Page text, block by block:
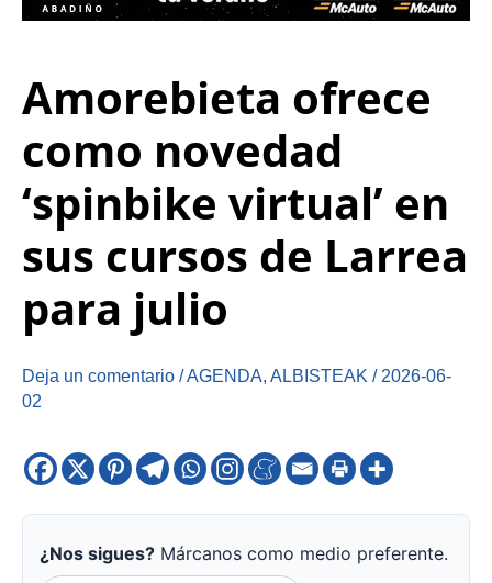
Amorebieta ofrece
como novedad
‘spinbike virtual’ en
sus cursos de Larrea
para julio
Deja un comentario /AGENDA, ALBISTEAK / 2026-06-
02
¿Nos sigues? Márcanos como medio preferente.